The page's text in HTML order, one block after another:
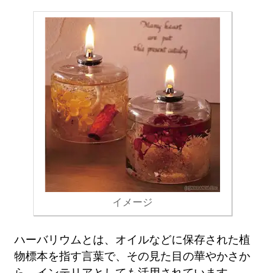
イメージ
ハーバリウムとは、オイルなどに保存された植
物標本を指す言葉で、その見た目の華やかさか